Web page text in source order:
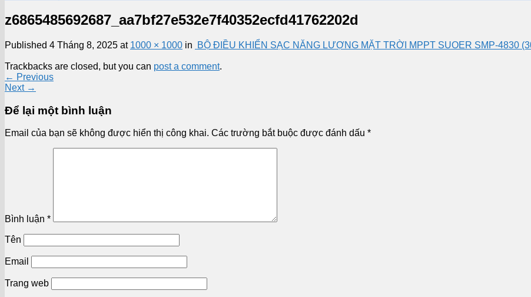
z6865485692687_aa7bf27e532e7f40352ecfd41762202d
Published 4 Tháng 8, 2025 at 1000 × 1000 in BỘ ĐIỀU KHIỂN SẠC NĂNG LƯỢNG MẶT TRỜI MPPT SUOER SMP-4830
Trackbacks are closed, but you can post a comment.
← Previous
Next →
Để lại một bình luận
Email của bạn sẽ không được hiển thị công khai. Các trường bắt buộc được đánh dấu *
Bình luận *
Tên
Email
Trang web